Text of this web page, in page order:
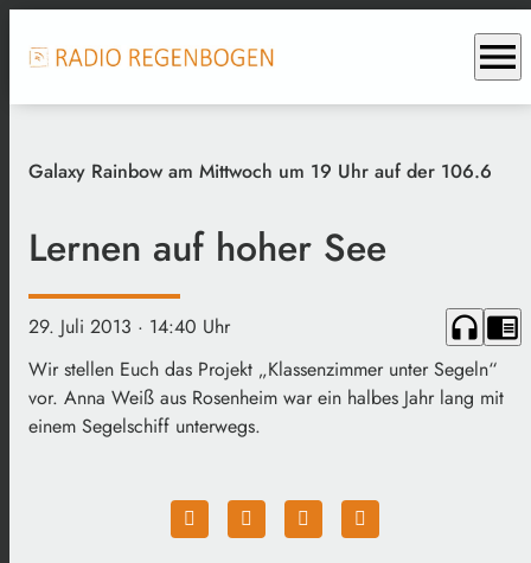
menu
Galaxy Rainbow am Mittwoch um 19 Uhr auf der 106.6
Lernen auf hoher See
29. Juli 2013 · 14:40 Uhr headphones chrome_reader_mode
Wir stellen Euch das Projekt „Klassenzimmer unter Segeln“
vor. Anna Weiß aus Rosenheim war ein halbes Jahr lang mit
einem Segelschiff unterwegs.